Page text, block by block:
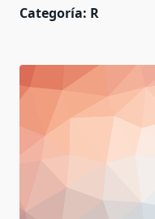
Categoría: R